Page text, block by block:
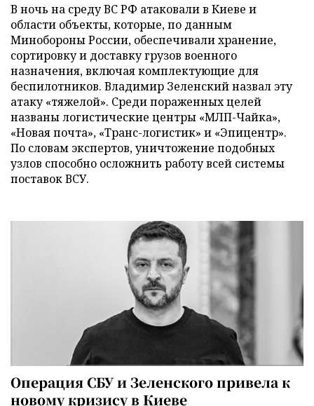
В ночь на среду ВС РФ атаковали в Киеве и
области объекты, которые, по данным
Минобороны России, обеспечивали хранение,
сортировку и доставку грузов военного
назначения, включая комплектующие для
беспилотников. Владимир Зеленский назвал эту
атаку «тяжелой». Среди пораженных целей
названы логистические центры «МЛП-Чайка»,
«Новая почта», «Транс-логистик» и «Эпицентр».
По словам экспертов, уничтожение подобных
узлов способно осложнить работу всей системы
поставок ВСУ.
Операция СБУ и Зеленского привела к
новому кризису в Киеве